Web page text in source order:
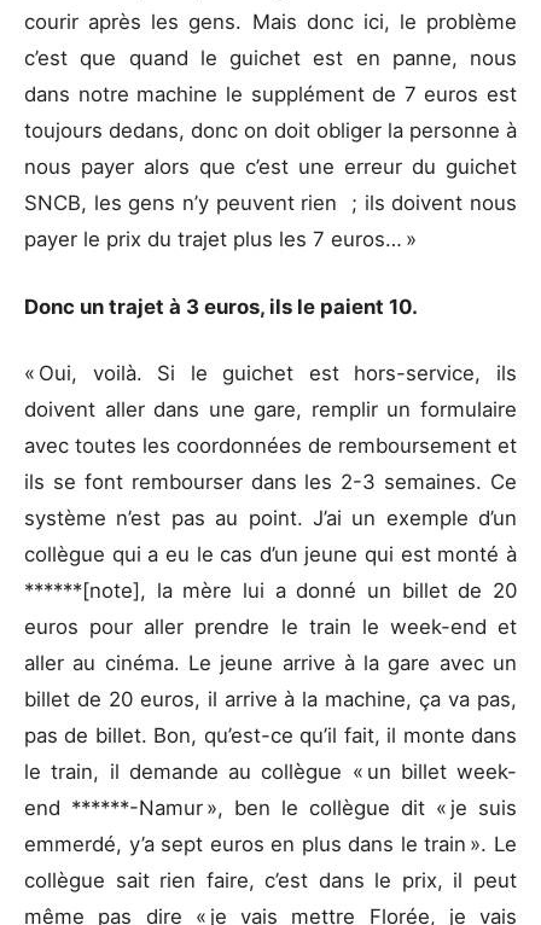
courir après les gens. Mais donc ici, le problème
c’est que quand le guichet est en panne, nous
dans notre machine le supplément de 7 euros est
toujours dedans, donc on doit obliger la personne à
nous payer alors que c’est une erreur du guichet
SNCB, les gens n’y peuvent rien ; ils doivent nous
payer le prix du trajet plus les 7 euros… »
Donc un trajet à 3 euros, ils le paient 10.
« Oui, voilà. Si le guichet est hors-service, ils
doivent aller dans une gare, remplir un formulaire
avec toutes les coordonnées de remboursement et
ils se font rembourser dans les 2-3 semaines. Ce
système n’est pas au point. J’ai un exemple d’un
collègue qui a eu le cas d’un jeune qui est monté à
******[note], la mère lui a donné un billet de 20
euros pour aller prendre le train le week-end et
aller au cinéma. Le jeune arrive à la gare avec un
billet de 20 euros, il arrive à la machine, ça va pas,
pas de billet. Bon, qu’est-ce qu’il fait, il monte dans
le train, il demande au collègue « un billet week-
end ******-Namur », ben le collègue dit « je suis
emmerdé, y’a sept euros en plus dans le train ». Le
collègue sait rien faire, c’est dans le prix, il peut
même pas dire « je vais mettre Florée, je vais